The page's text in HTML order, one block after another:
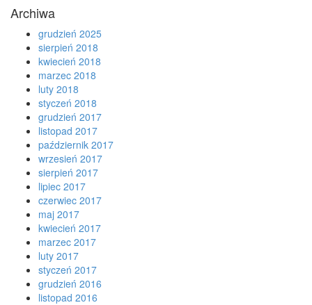
Archiwa
grudzień 2025
sierpień 2018
kwiecień 2018
marzec 2018
luty 2018
styczeń 2018
grudzień 2017
listopad 2017
październik 2017
wrzesień 2017
sierpień 2017
lipiec 2017
czerwiec 2017
maj 2017
kwiecień 2017
marzec 2017
luty 2017
styczeń 2017
grudzień 2016
listopad 2016